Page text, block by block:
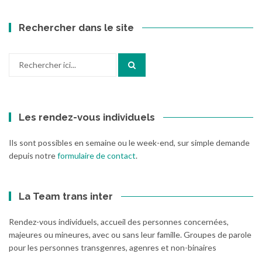
Rechercher dans le site
Les rendez-vous individuels
Ils sont possibles en semaine ou le week-end, sur simple demande
depuis notreformulaire de contact.
La Team trans inter
Rendez-vous individuels, accueil des personnes concernées,
majeures ou mineures, avec ou sans leur famille. Groupes de parole
pour les personnes transgenres, agenres et non-binaires